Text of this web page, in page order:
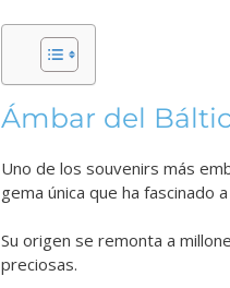
Ámbar del
Uno de los souvenirs más
gema única que ha fascinado
Su origen se remonta a
preciosas.